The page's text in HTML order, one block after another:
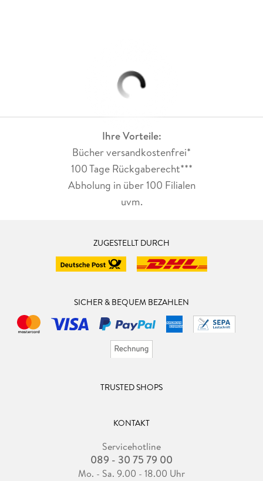
Ihre Vorteile:
Bücher versandkostenfrei*
100 Tage Rückgaberecht***
Abholung in über 100 Filialen
uvm.
ZUGESTELLT DURCH
SICHER & BEQUEM BEZAHLEN
TRUSTED SHOPS
KONTAKT
Servicehotline
089 - 30 75 79 00
Mo. - Sa. 9.00 - 18.00 Uhr